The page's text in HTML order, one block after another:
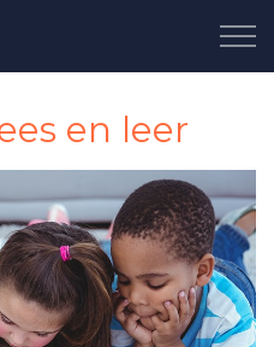
en leer